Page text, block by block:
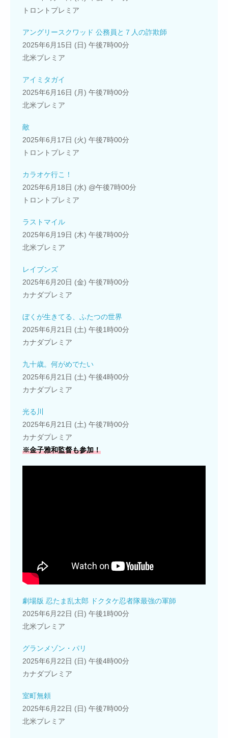
トロントプレミア
アングリースクワッド 公務員と７人の詐欺師
2025年6月15日 (日) 午後7時00分
北米プレミア
アイミタガイ
2025年6月16日 (月) 午後7時00分
北米プレミア
敵
2025年6月17日 (火) 午後7時00分
トロントプレミア
カラオケ行こ！
2025年6月18日 (水) @午後7時00分
トロントプレミア
ラストマイル
2025年6月19日 (木) 午後7時00分
北米プレミア
レイブンズ
2025年6月20日 (金) 午後7時00分
カナダプレミア
ぼくが生きてる、ふたつの世界
2025年6月21日 (土) 午後1時00分
カナダプレミア
九十歳。何がめでたい
2025年6月21日 (土) 午後4時00分
カナダプレミア
光る川
2025年6月21日 (土) 午後7時00分
カナダプレミア
※金子雅和監督も参加！
劇場版 忍たま乱太郎 ドクタケ忍者隊最強の軍師
2025年6月22日 (日) 午後1時00分
北米プレミア
グランメゾン・パリ
2025年6月22日 (日) 午後4時00分
カナダプレミア
室町無頼
2025年6月22日 (日) 午後7時00分
北米プレミア